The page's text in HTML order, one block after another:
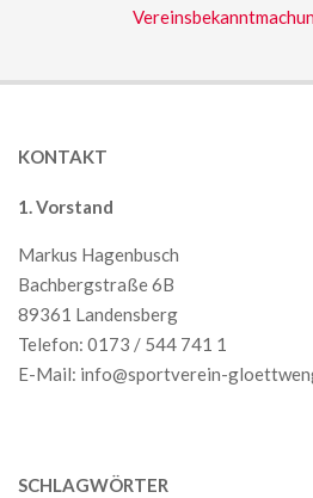
KONTAKT
1. Vorstand
Markus Hagenbusch
Bachbergstraße 6B
89361 Landensberg
Telefon: 0173 / 544 741 1
E-Mail: info@sportverein-
SCHLAGWÖRTER